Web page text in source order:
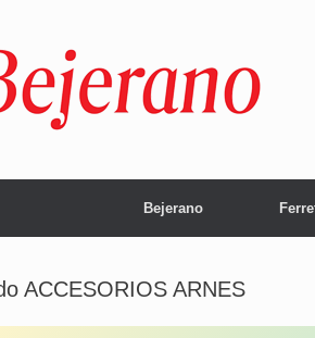
Bejerano
ACCESORIOS ARNES